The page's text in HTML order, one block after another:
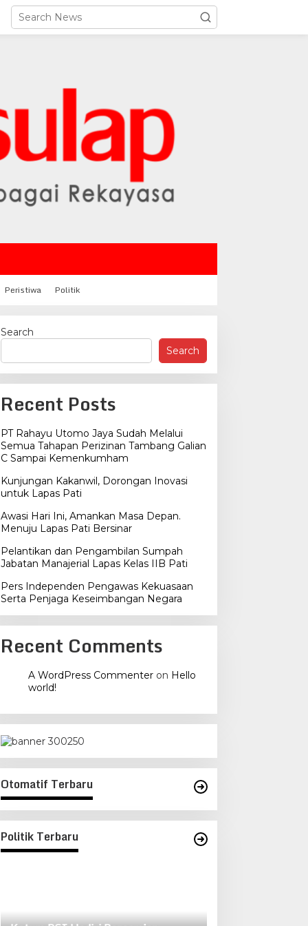
Peristiwa Politik
Search
Search
Recent Posts
PT Rahayu Utomo Jaya Sudah Melalui
Semua Tahapan Perizinan Tambang Galian
C Sampai Kemenkumham
Kunjungan Kakanwil, Dorongan Inovasi
untuk Lapas Pati
Awasi Hari Ini, Amankan Masa Depan.
Menuju Lapas Pati Bersinar
Pelantikan dan Pengambilan Sumpah
Jabatan Manajerial Lapas Kelas IIB Pati
Pers Independen Pengawas Kekuasaan
Serta Penjaga Keseimbangan Negara
Recent Comments
A WordPress Commenteron Hello
world!
Otomatif Terbaru
Politik Terbaru